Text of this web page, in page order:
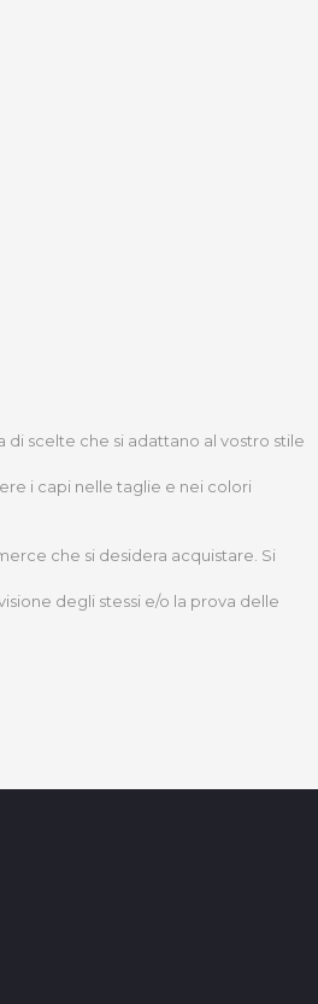
scelte che si adattano al vostro stile
i capi nelle taglie e nei colori
che si desidera acquistare. Si
degli stessi e/o la prova delle